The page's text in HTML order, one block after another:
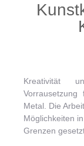
Kreativität
Metal. Die
Möglichkeiten
Grenzen